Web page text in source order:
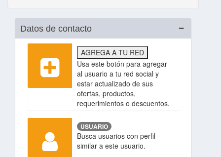
Datos de contacto
AGREGA A TU RED
Usa este botón para agregar
al usuario a tu red social y
estar actualizado de sus
ofertas, productos,
requerimientos o descuentos.
USUARIO
Busca usuarios con perfil
similar a este usuario.